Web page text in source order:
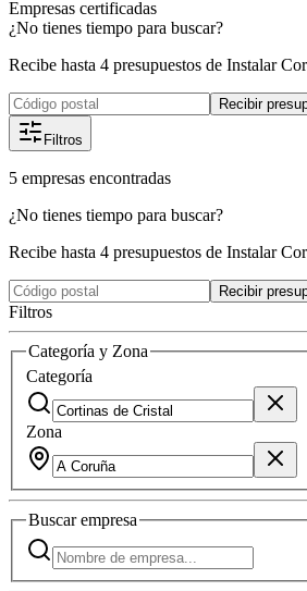
Empresas certificadas
¿No tienes tiempo para buscar?
Recibe hasta 4 presupuestos de Instalar
Recibir
Filtros
5 empresas encontradas
¿No tienes tiempo para buscar?
Recibe hasta 4 presupuestos de Instalar
Recibir
Filtros
Categoría y Zona
Categoría
Zona
Buscarempresa